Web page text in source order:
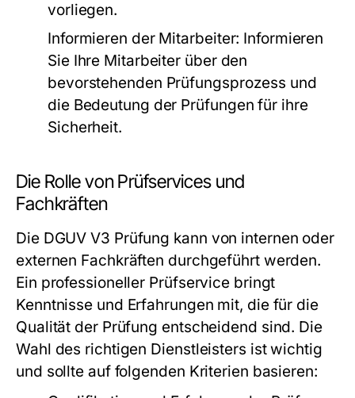
vorliegen.
Informieren der Mitarbeiter: Informieren
Sie Ihre Mitarbeiter über den
bevorstehenden Prüfungsprozess und
die Bedeutung der Prüfungen für ihre
Sicherheit.
Die Rolle von Prüfservices und
Fachkräften
Die DGUV V3 Prüfung kann von internen oder
externen Fachkräften durchgeführt werden.
Ein professioneller Prüfservice bringt
Kenntnisse und Erfahrungen mit, die für die
Qualität der Prüfung entscheidend sind. Die
Wahl des richtigen Dienstleisters ist wichtig
und sollte auf folgenden Kriterien basieren: